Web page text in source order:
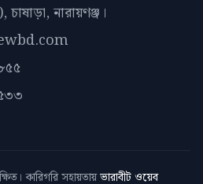
নারায়ণঞ্জ।
কারিগরি সহায়তায়ভারাবীট ওয়েব